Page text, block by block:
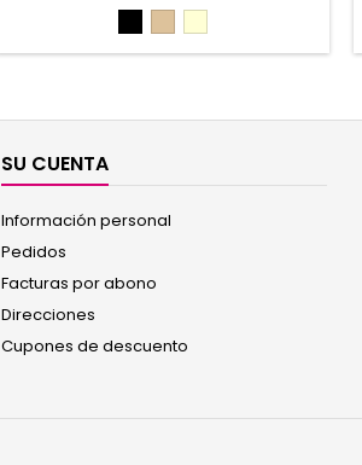
Poliamida, 10% Elastano 46% Poliéster,
44% Poliamida, 10% Elastano
SU CUENTA
Información personal
Pedidos
Facturas por abono
Direcciones
Cupones de descuento